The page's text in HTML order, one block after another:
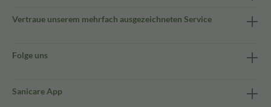
Vertraue unserem mehrfach ausgezeichneten Service
Folge uns
Sanicare App